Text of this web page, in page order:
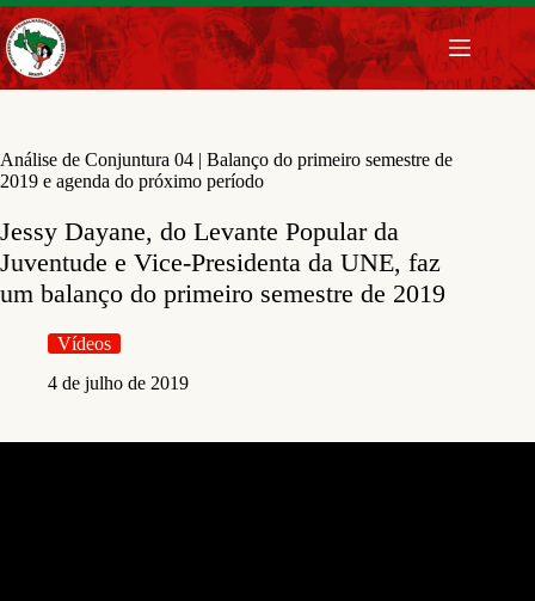
Pular
para
o
conteúdo
Análise de Conjuntura 04 | Balanço do primeiro semestre de
2019 e agenda do próximo período
Jessy Dayane, do Levante Popular da
Juventude e Vice-Presidenta da UNE, faz
um balanço do primeiro semestre de 2019
Vídeos
4 de julho de 2019